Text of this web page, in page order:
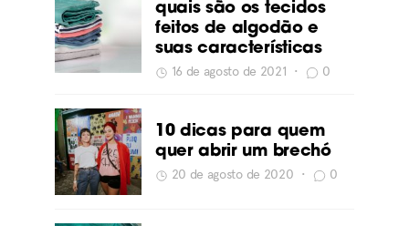
quais são os tecidos
feitos de algodão e
suas características
16 de agosto de 2021 • 0
10 dicas para quem
quer abrir um brechó
20 de agosto de 2020 • 0